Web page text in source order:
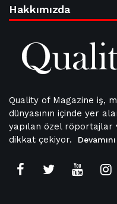
Hakkımızda
Quality of Magazine iş,
dünyasının içinde yer
yapılan özel röportajlar
dikkat çekiyor.